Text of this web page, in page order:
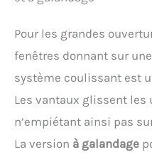
Pour les grandes
fenêtres donnant sur
système coulissant est
Les vantaux glissent les
n’empiétant ainsi pas
La version à galandage